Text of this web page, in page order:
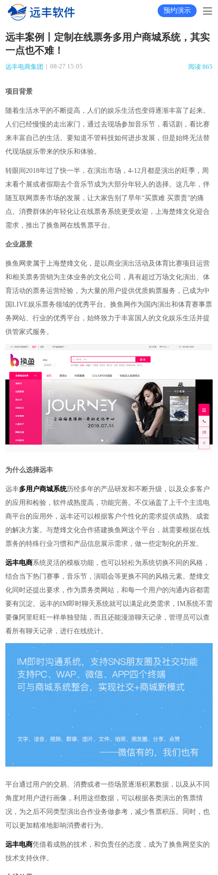
预约演示
远丰案例丨定制在线票务多用户商城系统，其实
一点也不难！
远丰电商集团 | 08-27 15:05 阅读 865
项目背景
随着生活水平的不断提高，人们的娱乐生活也变得逐渐丰富了起来。
人们已经慢慢的走出家门，通过去现场参加音乐节，看话剧，看比赛
来丰富自己的生活。要知道不管科技如何进步发展，但是始终无法替
代现场娱乐带来的快乐和体验。
转眼间 2018年过了快一半，在演出市场，4-12月都是演出的旺季，周
末看个 展或者假期去个音乐节成为大部分年轻人的选择。这几年，伴
随互联网票务市场的发展，让大家告别了早年“买票难 买票贵”的痛
点。消费群体的年轻化让在线票务系统更受欢迎，上海楚烽文化迎合
需求，推出了换鱼网在线售票平台。
企业愿景
换鱼网隶属于上海楚烽文化，是以商业演出活动及体育比赛项目运营
和相关票务营销为主体业务的文化公司，具有超过万场文化演出、体
育活动的票务运营经验，为大量的用户提供优质购票服务，已成为中
国 LIVE娱乐票务领域的优秀平台。换鱼网作为国内演出和体育赛事票
务网站、行业的优秀平台，始终致力于丰富国人的文化娱乐生活并提
供管家式服务。
为什么选择远丰
远丰多用户商城系统历经多年的产品研发和不断升级，以及众多客户
的应用和检验，软件成熟度高，功能完善。不仅涵盖了上千个主流电
商平台的应用外，远丰还可以根据客户个性化的需求提供成熟、成套
的解决方案。与楚烽文化合作搭建换鱼网这个平台，就需要根据在线
票务的特殊行业习惯和产品信息展示需求，做一些定制化的开发。
远丰电商系统灵活的模板功能，也可以轻松为系统切换不同的风格，
结合当下热门赛事，音乐节，演唱会等更换不同的风格元素。楚烽文
化同时还提出要求，作为票务类网站，和每一个用户的沟通内容都需
要有沉淀。远丰的IM即时聊天系统就可以满足此类需求，IM系统不需
要像阿里旺旺一样单独登陆，而且还能漫游聊天记录，管理员可以查
看所有聊天记录，进行在线统计。
平台通过用户的交易、消费或者一些场景逐渐积累数据，以及从不同
角度对用户进行画像，利用这些数据，可以根据各类演出的售票情
况，为之后不同类型演出合作业务做参考，减少售票积压。同时，也
可以更加精准地影响消费者行为。
远丰电商凭借着成熟的技术，和负责任的态度，成为了换鱼网坚实的
技术支持伙伴。